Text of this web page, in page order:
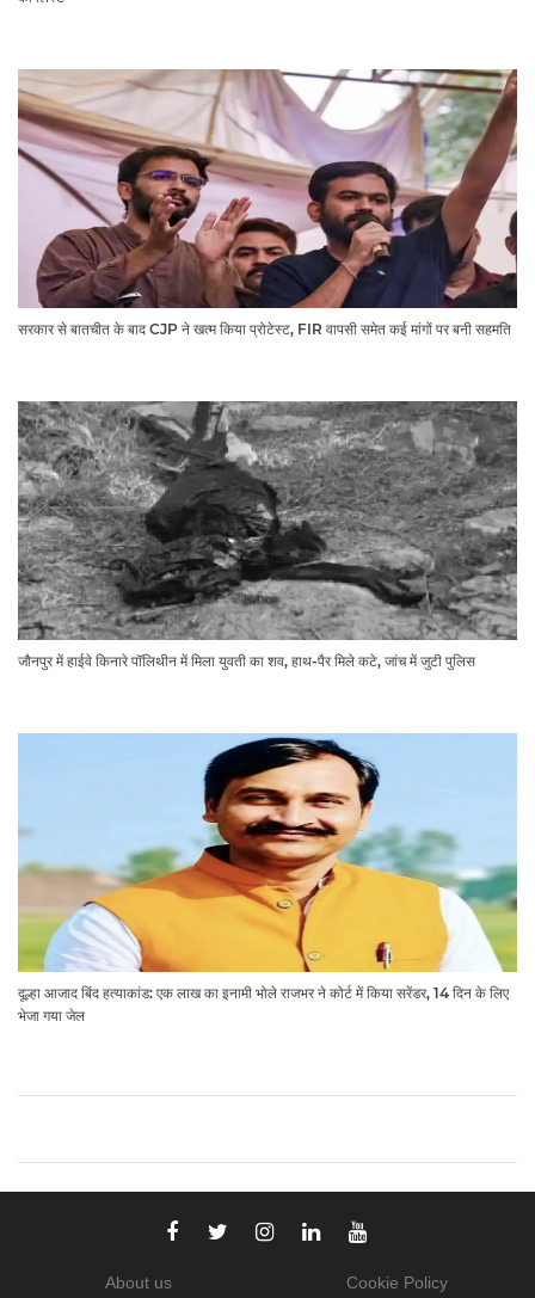
सरकार से बातचीत के बाद CJP ने खत्म किया प्रोटेस्ट, FIR वापसी समेत कई मांगों पर बनी सहमति
जौनपुर में हाईवे किनारे पॉलिथीन में मिला युवती का शव, हाथ-पैर मिले कटे, जांच में जुटी पुलिस
दूल्हा आजाद बिंद हत्याकांड: एक लाख का इनामी भोले राजभर ने कोर्ट में किया सरेंडर, 14 दिन के लिए
भेजा गया जेल
About us Cookie Policy